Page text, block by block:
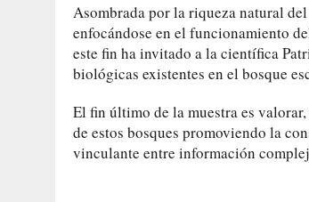
Asombrada por la riqueza natural
enfocándose en el funcionamiento
este fin ha invitado a la científica
biológicas existentes en el bosque
El fin último de la muestra es
de estos bosques promoviendo la
vinculante entre información